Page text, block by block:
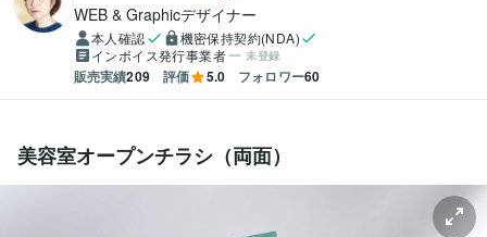
WEB & Graphicデザイナー
本人確認
機密保持契約(NDA)
インボイス発行事業者
未登録
販売実績209 評価 5.0 フォロワー60
美容室オープンチラシ（両面）